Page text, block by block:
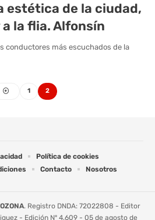
estética de la ciudad,
la flia. Alfonsín
conductores más escuchados de la
1 2
Política de cookies
Contacto Nosotros
. Registro DNDA: 72022808 - Editor
- Edición Nº 4.609 - 05 de agosto de